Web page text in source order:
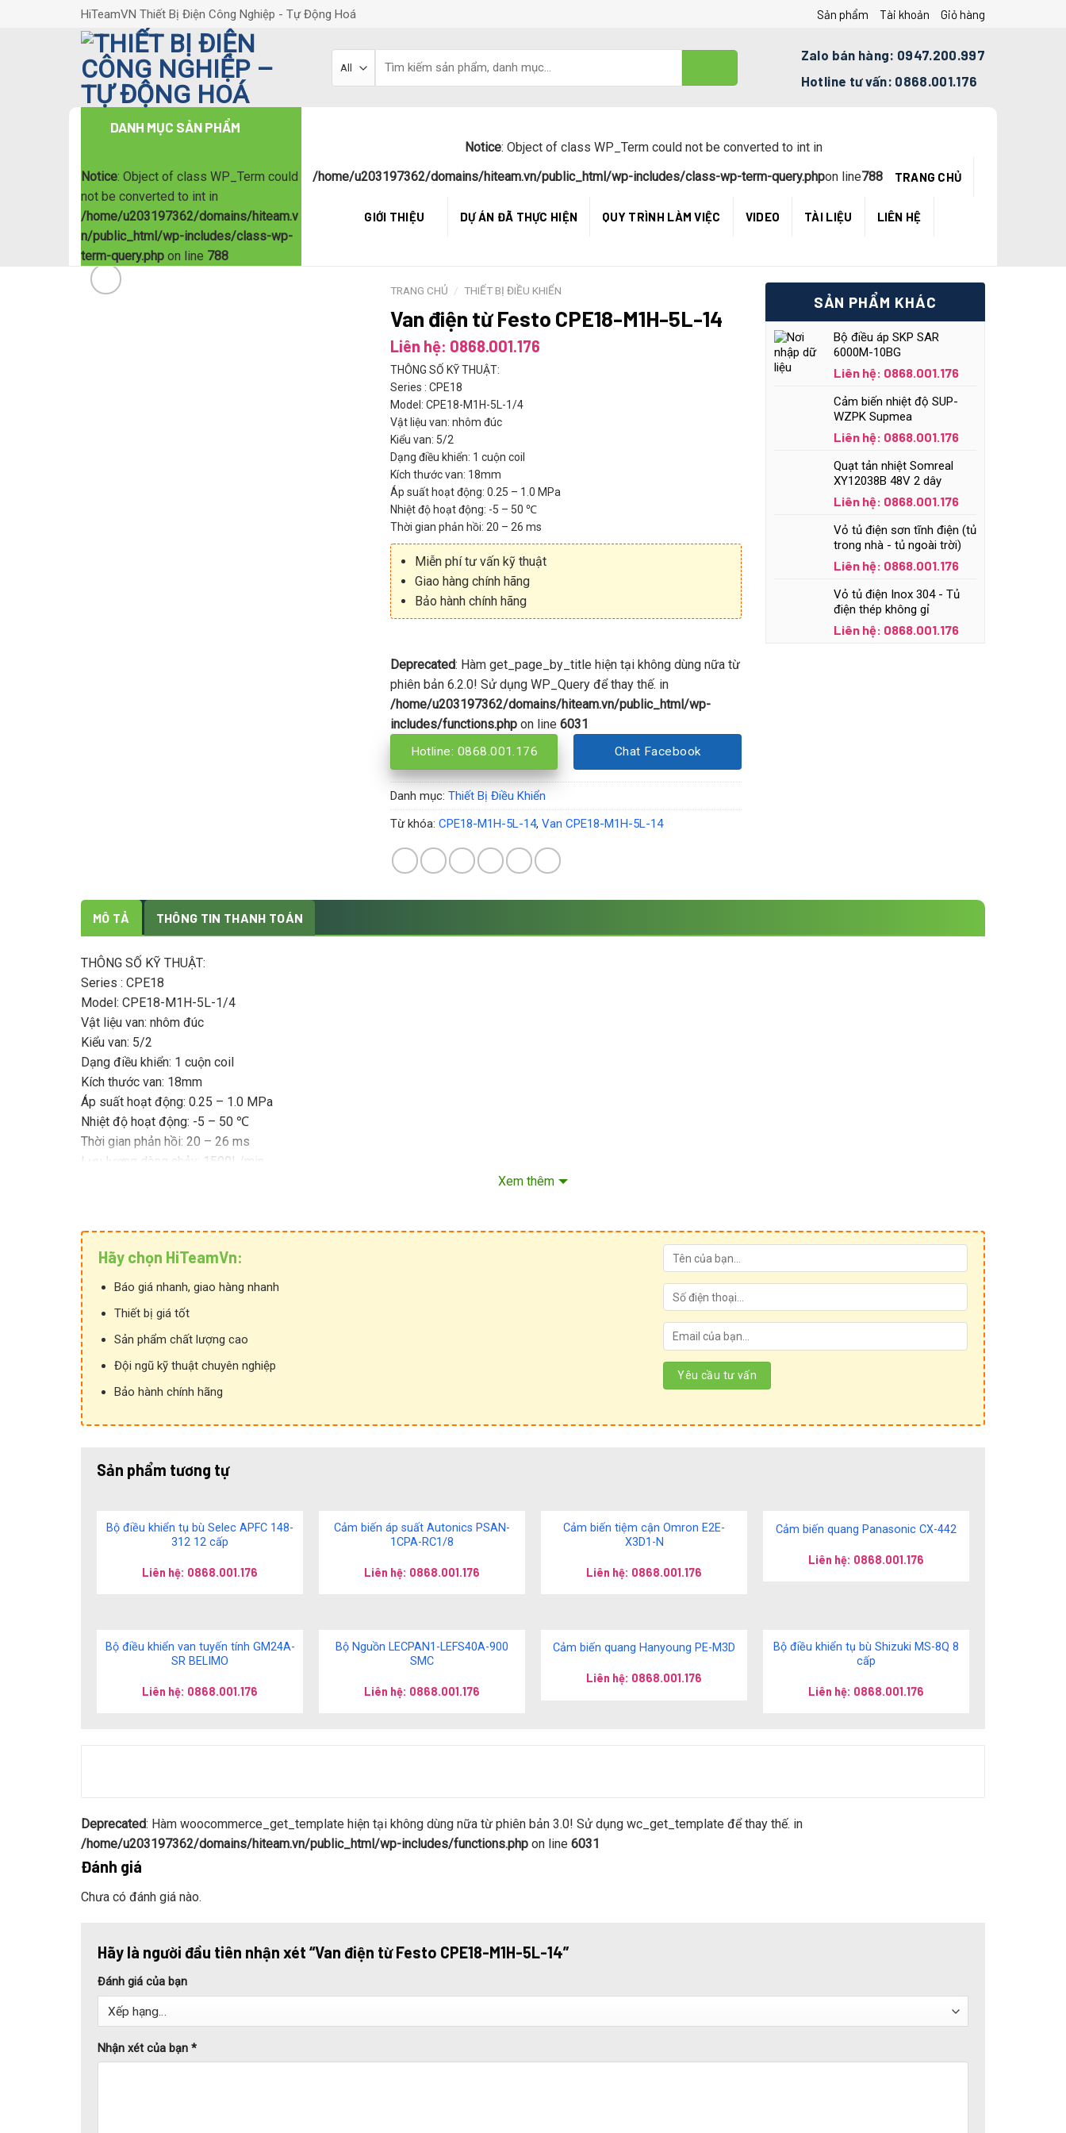
HiTeamVN Thiết Bị Điện Công Nghiệp - Tự Động Hoá Sản phẩm Tài khoản Giỏ hàng
Zalo bán hàng: 0947.200.997
Hotline tư vấn: 0868.001.176
DANH MỤC SẢN PHẨM
Notice: Object of class WP_Term could
not be converted to int in
/home/u203197362/domains/hiteam.v
n/public_html/wp-includes/class-wp-
term-query.php on line 788
Notice: Object of class WP_Term could not be converted to int in
/home/u203197362/domains/hiteam.vn/public_html/wp-includes/class-wp-term-query.phpon line788 TRANG CHỦ
GIỚI THIỆU DỰ ÁN ĐÃ THỰC HIỆN QUY TRÌNH LÀM VIỆC VIDEO TÀI LIỆU LIÊN HỆ
TRANG CHỦ / THIẾT BỊ ĐIỀU KHIỂN
Van điện từ Festo CPE18-M1H-5L-14
Liên hệ: 0868.001.176
THÔNG SỐ KỸ THUẬT:
Series : CPE18
Model: CPE18-M1H-5L-1/4
Vật liệu van: nhôm đúc
Kiểu van: 5/2
Dạng điều khiển: 1 cuộn coil
Kích thước van: 18mm
Áp suất hoạt động: 0.25 – 1.0 MPa
Nhiệt độ hoạt động: -5 – 50 ℃
Thời gian phản hồi: 20 – 26 ms
Miễn phí tư vấn kỹ thuật
Giao hàng chính hãng
Bảo hành chính hãng
Deprecated: Hàm get_page_by_title hiện tại không dùng nữa từ
phiên bản 6.2.0! Sử dụng WP_Query để thay thế. in
/home/u203197362/domains/hiteam.vn/public_html/wp-
includes/functions.phpon line 6031
Hotline: 0868.001.176 Chat Facebook
Danh mục: Thiết Bị Điều Khiển
Từ khóa: CPE18-M1H-5L-14, Van CPE18-M1H-5L-14
SẢN PHẨM KHÁC
Bộ điều áp SKP SAR
6000M-10BG
Liên hệ: 0868.001.176
Cảm biến nhiệt độ SUP-
WZPK Supmea
Liên hệ: 0868.001.176
Quạt tản nhiệt Somreal
XY12038B 48V 2 dây
Liên hệ: 0868.001.176
Vỏ tủ điện sơn tĩnh điện (tủ
trong nhà - tủ ngoài trời)
Liên hệ: 0868.001.176
Vỏ tủ điện Inox 304 - Tủ
điện thép không gỉ
Liên hệ: 0868.001.176
MÔ TẢ THÔNG TIN THANH TOÁN
THÔNG SỐ KỸ THUẬT:
Series : CPE18
Model: CPE18-M1H-5L-1/4
Vật liệu van: nhôm đúc
Kiểu van: 5/2
Dạng điều khiển: 1 cuộn coil
Kích thước van: 18mm
Áp suất hoạt động: 0.25 – 1.0 MPa
Nhiệt độ hoạt động: -5 – 50 ℃
Thời gian phản hồi: 20 – 26 ms
Lưu lượng dòng chảy: 1500L/min
Kiểu kết nối điện: kiểu cắm ZC
Kích thước cổng: ¼”
Thương hiệu: Festo
Xuất xứ: Đức
Xem thêm
Hãy chọn HiTeamVn:
Báo giá nhanh, giao hàng nhanh
Thiết bị giá tốt
Sản phẩm chất lượng cao
Đội ngũ kỹ thuật chuyên nghiệp
Bảo hành chính hãng
Sản phẩm tương tự
Bộ điều khiển tụ bù Selec APFC 148-
312 12 cấp
Liên hệ: 0868.001.176
Cảm biến áp suất Autonics PSAN-
1CPA-RC1/8
Liên hệ: 0868.001.176
Cảm biến tiệm cận Omron E2E-
X3D1-N
Liên hệ: 0868.001.176
Cảm biến quang Panasonic CX-442
Liên hệ: 0868.001.176
Bộ điều khiển van tuyến tính GM24A-
SR BELIMO
Liên hệ: 0868.001.176
Bộ Nguồn LECPAN1-LEFS40A-900
SMC
Liên hệ: 0868.001.176
Cảm biến quang Hanyoung PE-M3D
Liên hệ: 0868.001.176
Bộ điều khiển tụ bù Shizuki MS-8Q 8
cấp
Liên hệ: 0868.001.176
Deprecated: Hàm woocommerce_get_template hiện tại không dùng nữa từ phiên bản 3.0! Sử dụng wc_get_template để thay thế. in
/home/u203197362/domains/hiteam.vn/public_html/wp-includes/functions.php on line 6031
Đánh giá
Chưa có đánh giá nào.
Hãy là người đầu tiên nhận xét “Van điện từ Festo CPE18-M1H-5L-14”
Đánh giá của bạn
Nhận xét của bạn *